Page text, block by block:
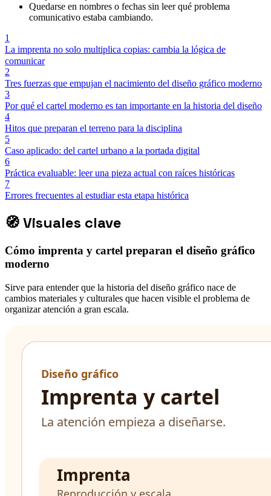
Quedarse en nombres o fechas sin leer qué problema
comunicativo estaba cambiando.
1
La imprenta no solo multiplica copias: cambia la lógica de
comunicar
2
Tres fuerzas que empujan el nacimiento del diseño gráfico moderno
3
Por qué el cartel moderno es tan importante en la historia del diseño
4
Hitos que preparan el terreno para la disciplina
5
Caso aplicado: del cartel urbano a la portada digital
6
Práctica evaluable: leer una pieza actual con raíces históricas
7
Errores frecuentes al estudiar esta etapa histórica
🧭Visuales clave
Cómo imprenta y cartel preparan el diseño gráfico
moderno
Sirve para entender que la historia del diseño gráfico nace de
cambios materiales y culturales que hacen visible el problema de
organizar atención a gran escala.